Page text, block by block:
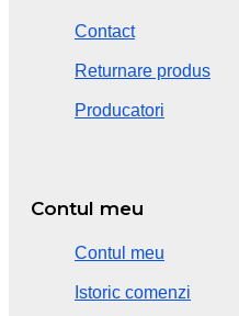
Contact
Returnare produs
Producatori
Contul meu
Contul meu
Istoric comenzi